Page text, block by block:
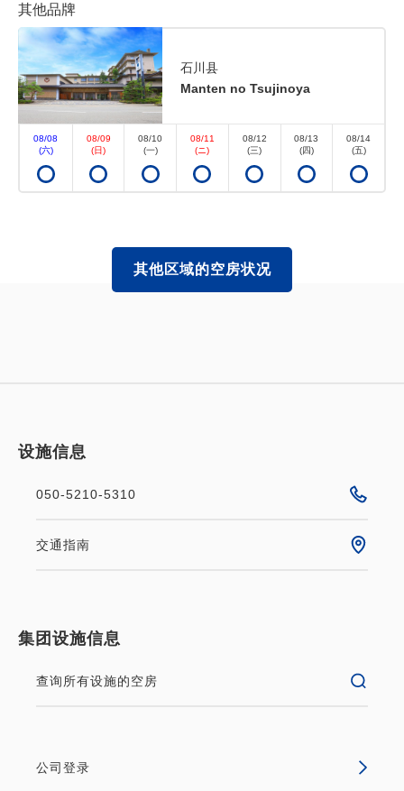
可以赚取积分 可以使用积分
【紧急降价】2人省钱♪把房间交给我
现场支付・网上支付
in 15:00~ 23:00 / out 11:00为止
★ [标准] 前往观光景点的绝佳途
径！ <不吃饭>
其他品牌
石川县
Manten no Tsujinoya
08/08
(六)
08/09
(日)
08/10
(一)
08/11
(ニ)
08/12
(三)
08/13
(四)
08/14
(五)
其他区域的空房状况
设施信息
050-5210-5310
交通指南
集团设施信息
查询所有设施的空房
公司登录